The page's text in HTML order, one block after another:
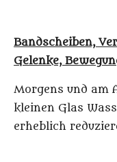
Bandscheiben,
Gelenke,
Morgens und am
kleinen Glas
erheblich